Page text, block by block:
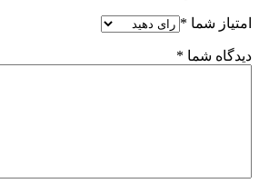
امتیاز شما *
دیدگاه شما *